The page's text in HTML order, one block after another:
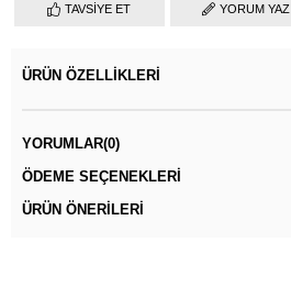
TAVSIYE ET YORUM YAZ
ÜRÜN ÖZELLIKLERI
YORUMLAR(0)
ÖDEME SEÇENEKLERI
ÜRÜN ÖNERILERI